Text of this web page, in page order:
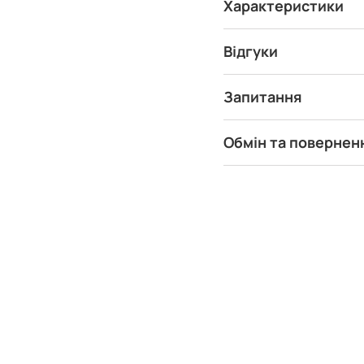
Характеристики
Відгуки
Запитання
Обмін та